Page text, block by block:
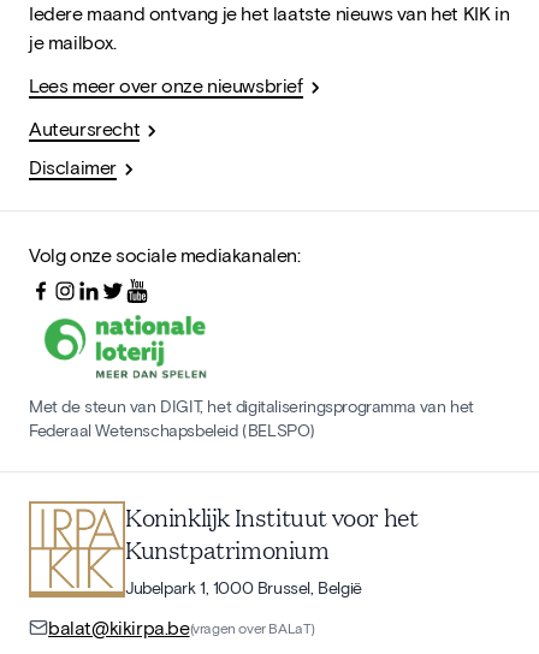
Iedere maand ontvang je het laatste nieuws van het KIK in
je mailbox.
Lees meer over onze nieuwsbrief
Auteursrecht
Disclaimer
Volg onze sociale mediakanalen:
Met de steun van DIGIT, het digitaliseringsprogramma van het
Federaal Wetenschapsbeleid (BELSPO)
Koninklijk Instituut voor het
Kunstpatrimonium
Jubelpark 1, 1000 Brussel, België
balat@kikirpa.be(vragen over BALaT)